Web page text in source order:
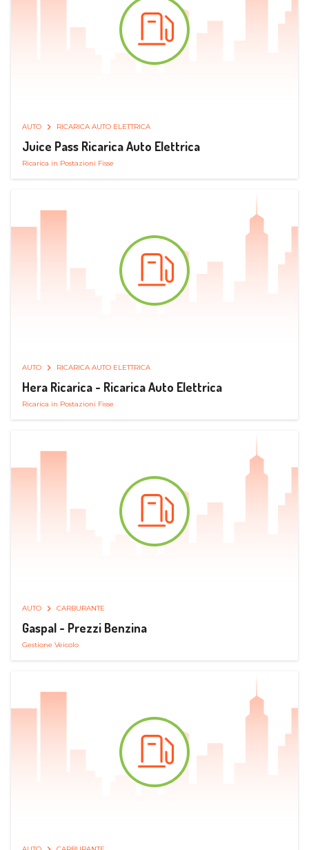
AUTO RICARICA AUTO ELETTRICA
Juice Pass Ricarica Auto Elettrica
Ricarica in Postazioni Fisse
AUTO RICARICA AUTO ELETTRICA
Hera Ricarica - Ricarica Auto Elettrica
Ricarica in Postazioni Fisse
AUTO CARBURANTE
Gaspal - Prezzi Benzina
Gestione Veicolo